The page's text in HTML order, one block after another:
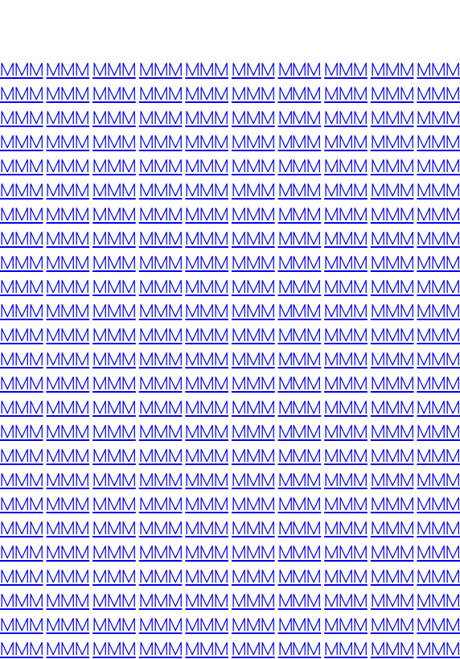
MMMMMM MMM MMMMMM MMM MMM MMM MMMMMM
MMMMMM MMM MMMMMM MMM MMM MMM MMMMMM
MMMMMM MMM MMMMMM MMM MMM MMM MMMMMM
MMMMMM MMM MMMMMM MMM MMM MMM MMMMMM
MMMMMM MMM MMMMMM MMM MMM MMM MMMMMM
MMMMMM MMM MMMMMM MMM MMM MMM MMMMMM
MMMMMM MMM MMMMMM MMM MMM MMM MMMMMM
MMMMMM MMM MMMMMM MMM MMM MMM MMMMMM
MMMMMM MMM MMMMMM MMM MMM MMM MMMMMM
MMMMMM MMM MMMMMM MMM MMM MMM MMMMMM
MMMMMM MMM MMMMMM MMM MMM MMM MMMMMM
MMMMMM MMM MMMMMM MMM MMM MMM MMMMMM
MMMMMM MMM MMMMMM MMM MMM MMM MMMMMM
MMMMMM MMM MMMMMM MMM MMM MMM MMMMMM
MMMMMM MMM MMMMMM MMM MMM MMM MMMMMM
MMMMMM MMM MMMMMM MMM MMM MMM MMMMMM
MMMMMM MMM MMMMMM MMM MMM MMM MMMMMM
MMMMMM MMM MMMMMM MMM MMM MMM MMMMMM
MMMMMM MMM MMMMMM MMM MMM MMM MMMMMM
MMMMMM MMM MMMMMM MMM MMM MMM MMMMMM
MMMMMM MMM MMMMMM MMM MMM MMM MMMMMM
MMMMMM MMM MMMMMM MMM MMM MMM MMMMMM
MMMMMM MMM MMMMMM MMM MMM MMM MMMMMM
MMMMMM MMM MMMMMM MMM MMM MMM MMMMMM
MMMMMM MMM MMMMMM MMM MMM MMM MMMMMM